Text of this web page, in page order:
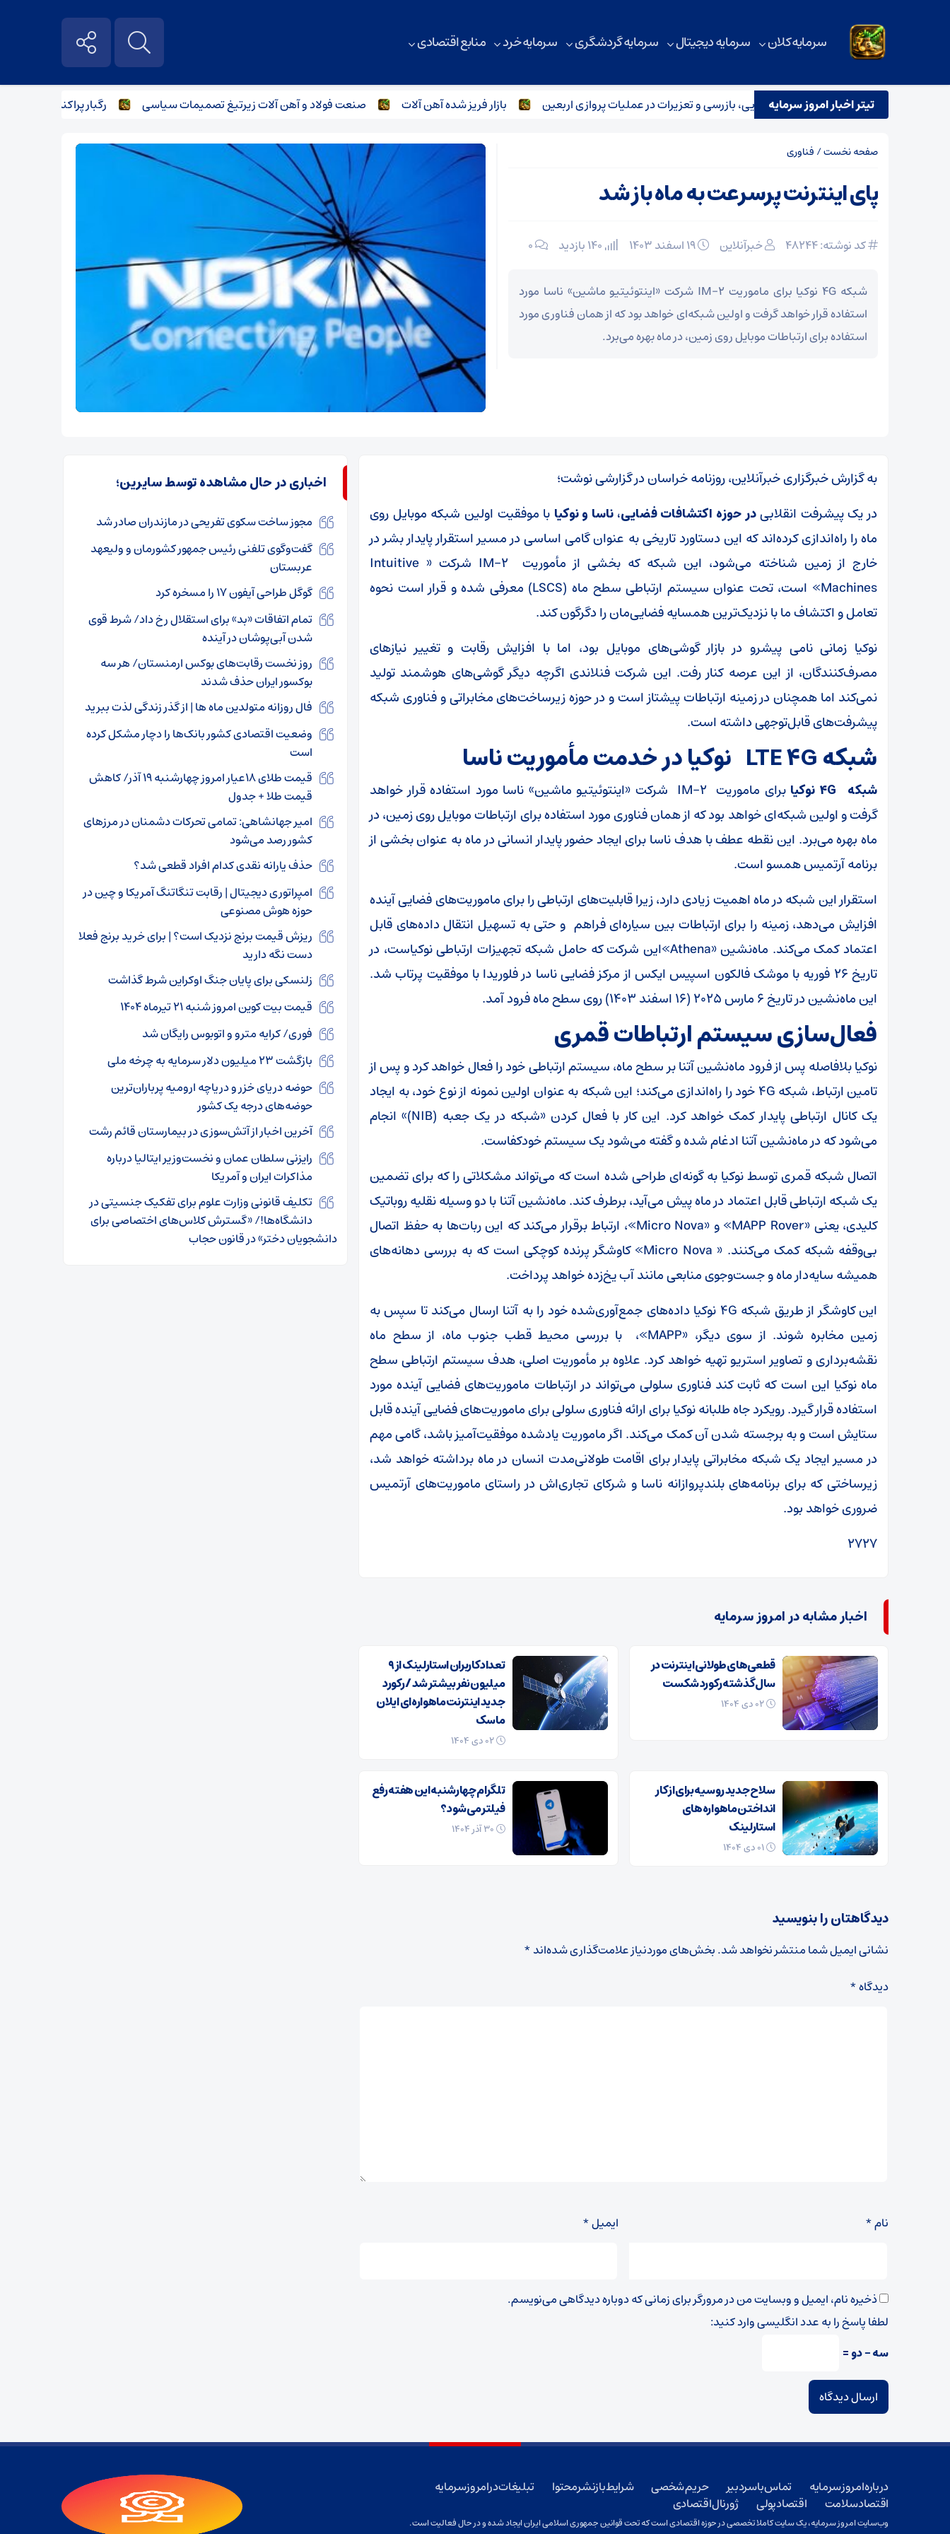
سرمایه کلان سرمایه دیجیتال سرمایه گردشگری سرمایه خرد منابع اقتصادی
تیتر اخبار امروز سرمایه
تیم مشترک نظارتی سازمان هواپیمایی، بازرسی و تعزیرات در عملیات پروازی اربعین بازار فریز شده آهن آلات صنعت فولاد و آهن آلات زیر‌تیغ تصمیمات سیاسی رگبار پراکنده در نیمه
صفحه نخست/ فناوری
پای اینترنت پرسرعت به ماه باز شد
کد نوشته: 48244 خبرآنلاین ۰
شبکه ۴G نوکیا برای ماموریت IM-۲ شرکت «اینتوئیتیو ماشین» ناسا مورد
استفاده قرار خواهد گرفت و اولین شبکه‌ای خواهد بود که از همان فناوری مورد
استفاده برای ارتباطات موبایل روی زمین، در ماه بهره می‌برد.
به گزارش خبرگزاری خبرآنلاین، روزنامه خراسان در گزارشی نوشت؛
در یک پیشرفت انقلابیدر حوزه اکتشافات فضایی، ناسا و نوکیا با موفقیت اولین شبکه موبایل روی
ماه را راه‌اندازی کرده‌اند که این دستاورد تاریخی به عنوان گامی اساسی در مسیر استقرار پایدار بشر در
خارج از زمین شناخته می‌شود، این شبکه که بخشی از مأموریت IM-۲ شرکت « Intuitive
Machines» است، تحت عنوان سیستم ارتباطی سطح ماه (LSCS) معرفی شده و قرار است نحوه
تعامل و اکتشاف ما با نزدیک‌ترین همسایه فضایی‌مان را دگرگون کند.
نوکیا زمانی نامی پیشرو در بازار گوشی‌های موبایل بود، اما با افزایش رقابت و تغییر نیازهای
مصرف‌کنندگان، از این عرصه کنار رفت. این شرکت فنلاندی اگرچه دیگر گوشی‌های هوشمند تولید
نمی‌کند اما همچنان در زمینه ارتباطات پیشتاز است و در حوزه زیرساخت‌های مخابراتی و فناوری شبکه
پیشرفت‌های قابل‌توجهی داشته است.
شبکه LTE ۴G نوکیا در خدمت مأموریت ناسا
شبکه ۴G نوکیا
برای ماموریت IM-۲ شرکت «اینتوئیتیو ماشین» ناسا مورد استفاده قرار خواهد
گرفت و اولین شبکه‌ای خواهد بود که از همان فناوری مورد استفاده برای ارتباطات موبایل روی زمین، در
ماه بهره می‌برد. این نقطه عطف با هدف ناسا برای ایجاد حضور پایدار انسانی در ماه به عنوان بخشی از
برنامه آرتمیس همسو است.
استقرار این شبکه در ماه اهمیت زیادی دارد، زیرا قابلیت‌های ارتباطی را برای ماموریت‌های فضایی آینده
افزایش می‌دهد، زمینه را برای ارتباطات بین سیاره‌ای فراهم و حتی به تسهیل انتقال داده‌های قابل
اعتماد کمک می‌کند. ماه‌نشین «Athena»این شرکت که حامل شبکه تجهیزات ارتباطی نوکیاست، در
تاریخ ۲۶ فوریه با موشک فالکون اسپیس ایکس از مرکز فضایی ناسا در فلوریدا با موفقیت پرتاب شد.
این ماه‌نشین در تاریخ ۶ مارس ۲۰۲۵ (۱۶ اسفند ۱۴۰۳) روی سطح ماه فرود آمد.
فعال‌سازی سیستم ارتباطات قمری
نوکیا بلافاصله پس از فرود ماه‌نشین آتنا بر سطح ماه، سیستم ارتباطی خود را فعال خواهد کرد و پس از
تامین ارتباط، شبکه ۴G خود را راه‌اندازی می‌کند؛ این شبکه به عنوان اولین نمونه از نوع خود، به ایجاد
یک کانال ارتباطی پایدار کمک خواهد کرد. این کار با فعال کردن «شبکه در یک جعبه (NIB)» انجام
می‌شود که در ماه‌نشین آتنا ادغام شده و گفته می‌شود یک سیستم خودکفاست.
اتصال شبکه قمری توسط نوکیا به گونه‌ای طراحی شده است که می‌تواند مشکلاتی را که برای تضمین
یک شبکه ارتباطی قابل اعتماد در ماه پیش می‌آید، برطرف کند. ماه‌نشین آتنا با دو وسیله نقلیه روباتیک
کلیدی، یعنی «MAPP Rover» و «Micro Nova»، ارتباط برقرار می‌کند که این ربات‌ها به حفظ اتصال
بی‌وقفه شبکه کمک می‌کنند. « Micro Nova» کاوشگر پرنده‌ کوچکی است که به بررسی دهانه‌های
همیشه سایه‌دار ماه و جست‌وجوی منابعی مانند آب‌ یخ‌زده خواهد پرداخت.
این کاوشگر از طریق شبکه ۴G نوکیا داده‌های جمع‌آوری‌شده‌ خود را به آتنا ارسال می‌کند تا سپس به
زمین مخابره شوند. از سوی دیگر، «MAPP»، با بررسی محیط قطب جنوب ماه، از سطح ماه
نقشه‌برداری و تصاویر استریو تهیه خواهد کرد. علاوه بر مأموریت اصلی، هدف سیستم ارتباطی سطح
ماه نوکیا این است که ثابت کند فناوری سلولی می‌تواند در ارتباطات ماموریت‌های فضایی آینده مورد
استفاده قرار گیرد. رویکرد جاه طلبانه نوکیا برای ارائه فناوری سلولی برای ماموریت‌های فضایی آینده قابل
ستایش است و به برجسته شدن آن کمک می‌کند. اگر ماموریت یادشده موفقیت‌آمیز باشد، گامی مهم
در مسیر ایجاد یک شبکه‌ مخابراتی پایدار برای اقامت طولانی‌مدت انسان در ماه برداشته خواهد شد،
زیرساختی که برای برنامه‌های بلندپروازانه‌ ناسا و شرکای تجاری‌اش در راستای ماموریت‌های آرتمیس
ضروری خواهد بود.
۲۷۲۷
اخبار مشابه در امروز سرمایه
قطعی‌های طولانی اینترنت در
سال گذشته رکورد شکست
تعداد کاربران استارلینک از ۹
میلیون نفر بیشتر شد / رکورد
جدید اینترنت ماهواره‌ای ایلان
ماسک
۰۲ دی ۱۴۰۴
سلاح جدید روسیه برای از کار
انداختن ماهواره‌های
استارلینک
تلگرام چهارشنبه این هفته رفع
فیلتر می‌شود؟
دیدگاهتان را بنویسید
نشانی ایمیل شما منتشر نخواهد شد.بخش‌های موردنیاز علامت‌گذاری شده‌اند*
دیدگاه*
نام* ایمیل*
ذخیره نام، ایمیل و وبسایت من در مرورگر برای زمانی که دوباره دیدگاهی می‌نویسم.
لطفا پاسخ را به عدد انگلیسی وارد کنید:
سه − دو =
اخباری در حال مشاهده توسط سایرین؛
مجوز ساخت سکوی تفریحی در مازندران صادر شد
گفت‌وگوی تلفنی رئیس جمهور کشورمان و ولیعهد
عربستان
گوگل طراحی آیفون ۱۷ را مسخره کرد
تمام اتفاقات «بد» برای استقلال رخ داد/ شرط قوی
شدن آبی‌پوشان در آینده
روز نخست رقابت‌های بوکس ارمنستان/ هر سه
بوکسور ایران حذف شدند
فال روزانه متولدین ماه ها | از گذر زندگی لذت ببرید
وضعیت اقتصادی کشور بانک‌ها را دچار مشکل کرده
است
قیمت طلای ۱۸عیار امروز چهارشنبه ۱۹ آذر/ کاهش
قیمت طلا + جدول
امیر جهانشاهی: تمامی تحرکات دشمنان در مرزهای
کشور رصد می‌شود
حذف یارانه نقدی کدام افراد قطعی شد؟
امپراتوری دیجیتال | رقابت تنگاتنگ آمریکا و چین در
حوزه هوش مصنوعی
ریزش قیمت برنج نزدیک است؟ | برای خرید برنج فعلا
دست نگه دارید
زلنسکی برای پایان جنگ اوکراین شرط گذاشت
قیمت بیت کوین امروز شنبه ۲۱ تیرماه ۱۴۰۴
فوری/ کرایه مترو و اتوبوس رایگان شد
بازگشت ۲۳ میلیون دلار سرمایه به چرخه ملی
حوضه دریای خزر و دریاچه ارومیه پرباران‌ترین
حوضه‌های‌ درجه یک کشور
آخرین اخبار از آتش‌‌سوزی در بیمارستان قائم رشت
رایزنی سلطان عمان و نخست‌وزیر ایتالیا درباره
مذاکرات ایران و آمریکا
تکلیف قانونی وزارت علوم برای تفکیک جنسیتی در
دانشگاه‌ها!/ «گسترش کلاس‌های اختصاصی برای
دانشجویان دختر» در قانون حجاب
درباره امروز سرمایه تماس با سردبیر حریم شخصی شرایط بازنشر محتوا
تبلیغات در امروز سرمایه
اقتصاد سلامت
اقتصاد پولی ژورنال اقتصادی
وب‌سایت امروز سرمایه، یک سایت کاملا تخصصی در حوزه اقتصادی است که تحت قوانین جمهوری اسلامی ایران ایجاد شده و در حال فعالیت است.